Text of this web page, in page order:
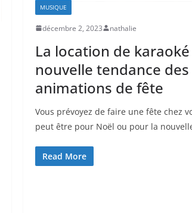
MUSIQUE
décembre 2, 2023 nathalie
La location de karaoké
nouvelle tendance des
animations de fête
Vous prévoyez de faire une fête chez
peut être pour Noël ou pour la
Read More